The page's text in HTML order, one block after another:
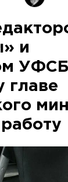
и
главе